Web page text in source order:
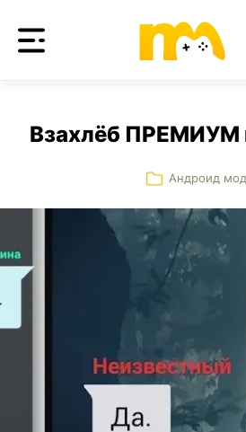
Взахлёб ПРЕМИУМ
Андроид